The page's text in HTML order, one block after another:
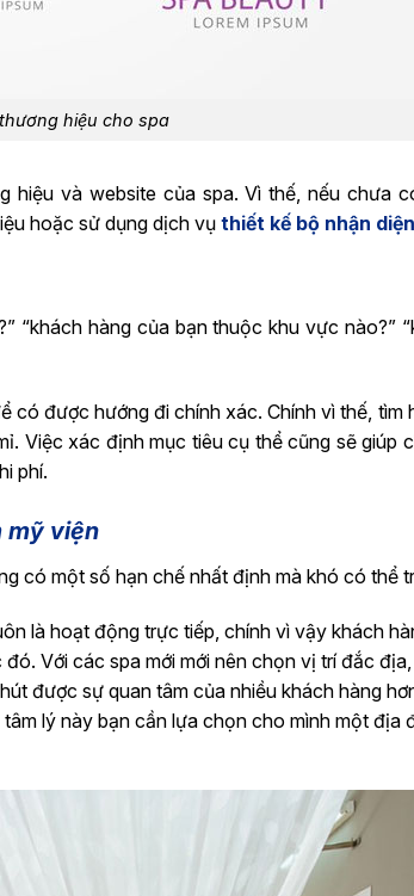
hiệu cho spa
và website của spa. Vì thế, nếu chưa
hoặc sử dụng dịch vụ thiết kế bộ nhận
“khách hàng của bạn thuộc khu vực nào?”
có được hướng đi chính xác. Chính vì thế, tìm
Việc xác định mục tiêu cụ thể cũng sẽ giúp
phí.
mỹ viện
có một số hạn chế nhất định mà khó có thể
là hoạt động trực tiếp, chính vì vậy khách
Với các spa mới mới nên chọn vị trí đắc
được sự quan tâm của nhiều khách hàng
lý này bạn cần lựa chọn cho mình một địa